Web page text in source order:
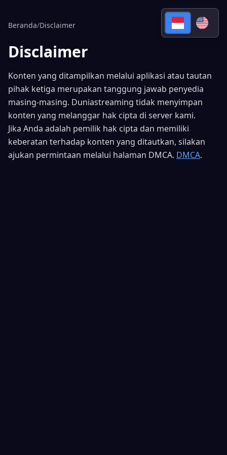
Beranda/Disclaimer
Disclaimer
Konten yang ditampilkan melalui aplikasi atau tautan
pihak ketiga merupakan tanggung jawab penyedia
masing-masing. Duniastreaming tidak menyimpan
konten yang melanggar hak cipta di server kami.
Jika Anda adalah pemilik hak cipta dan memiliki
keberatan terhadap konten yang ditautkan, silakan
ajukan permintaan melalui halaman DMCA. DMCA.